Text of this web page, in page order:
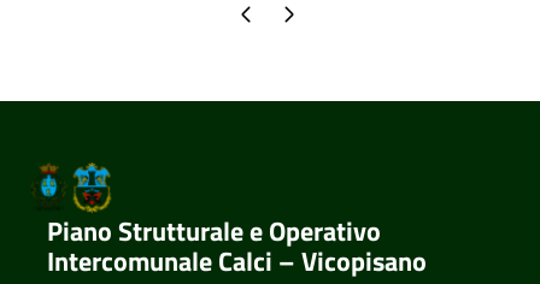
Pagina precedente
Pagina successiva
Piano Strutturale e Operativo
Intercomunale Calci – Vicopisano